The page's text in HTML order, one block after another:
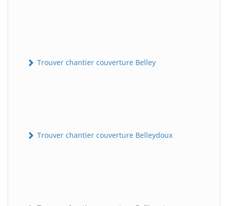
Trouver chantier couverture Belley
Trouver chantier couverture Belleydoux